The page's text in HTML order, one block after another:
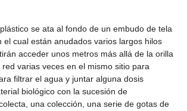
se ata al fondo de un embudo de tela
el cual están anudados varios largos hilos
acceder unos metros más allá de la orilla
varias veces en el mismo sitio para
filtrar el agua y juntar alguna dosis
biológico con la sucesión de
una colección, una serie de gotas de